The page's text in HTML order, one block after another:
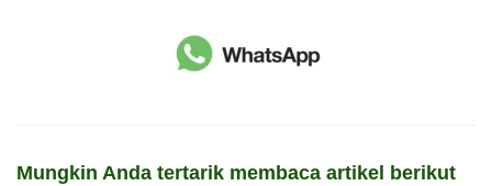
Mungkin Anda tertarik membaca artikel berikut